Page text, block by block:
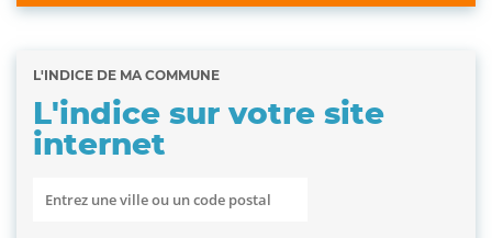
L'INDICE DE MA COMMUNE
L'indice sur votre site
internet